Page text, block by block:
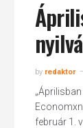
by redaktor
február 1.